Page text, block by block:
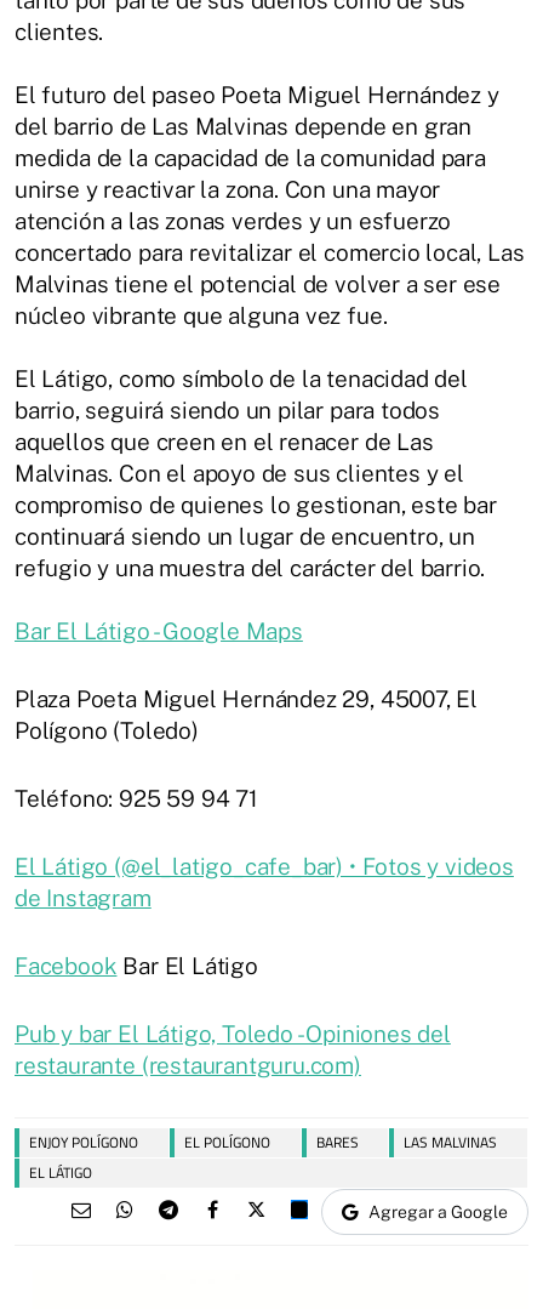
clientes.
El futuro del paseo Poeta Miguel Hernández y
del barrio de Las Malvinas depende en gran
medida de la capacidad de la comunidad para
unirse y reactivar la zona. Con una mayor
atención a las zonas verdes y un esfuerzo
concertado para revitalizar el comercio local, Las
Malvinas tiene el potencial de volver a ser ese
núcleo vibrante que alguna vez fue.
El Látigo, como símbolo de la tenacidad del
barrio, seguirá siendo un pilar para todos
aquellos que creen en el renacer de Las
Malvinas. Con el apoyo de sus clientes y el
compromiso de quienes lo gestionan, este bar
continuará siendo un lugar de encuentro, un
refugio y una muestra del carácter del barrio.
Bar El Látigo - Google Maps
Plaza Poeta Miguel Hernández 29, 45007, El
Polígono (Toledo)
Teléfono: 925 59 94 71
El Látigo (@el_latigo_cafe_bar) • Fotos y videos
de Instagram
Facebook Bar El Látigo
Pub y bar El Látigo, Toledo - Opiniones del
restaurante (restaurantguru.com)
ENJOY POLÍGONO EL POLÍGONO BARES
LAS MALVINAS
EL LÁTIGO
Agregar a Google